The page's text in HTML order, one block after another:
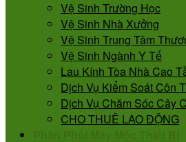
Vệ Sinh Trường Học
Vệ Sinh Nhà Xưởng
Vệ Sinh Trung Tâm
Vệ Sinh Ngành Y Tế
Lau Kính Tòa Nhà Cao
Dịch Vụ Kiểm Soát Côn
Dịch Vụ Chăm Sóc Cây
CHO THUÊ LAO ĐỘNG